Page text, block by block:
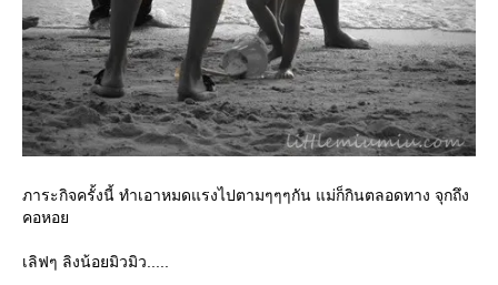
ภาระกิจครั้งนี้ ทำเอาหมดแรงไปตามๆๆๆกัน แม่ก็กินตลอดทาง จุกถึง
คอหอ
เลิฟๆ ลิงน้อยมิวมิว.....